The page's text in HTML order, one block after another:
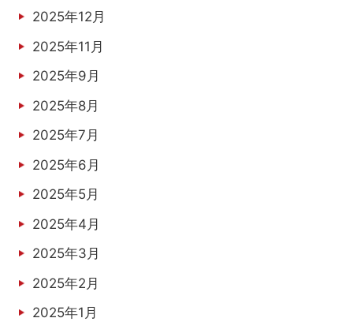
2025年12月
2025年11月
2025年9月
2025年8月
2025年7月
2025年6月
2025年5月
2025年4月
2025年3月
2025年2月
2025年1月